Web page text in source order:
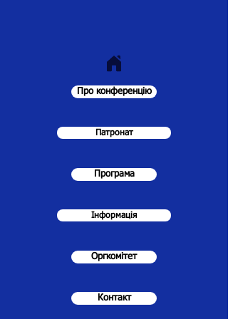
Про конференцію
Патронат
Програма
Інформація
Оргкомітет
Контакт